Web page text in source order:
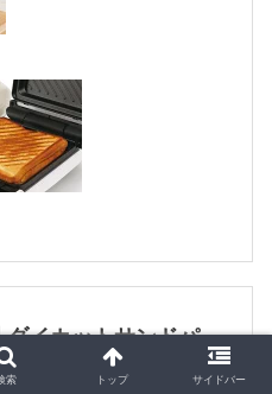
イカットサンドパ
ス （ ミッキー サン
当 キャラ デコ弁 型
索 トップ サイドバー